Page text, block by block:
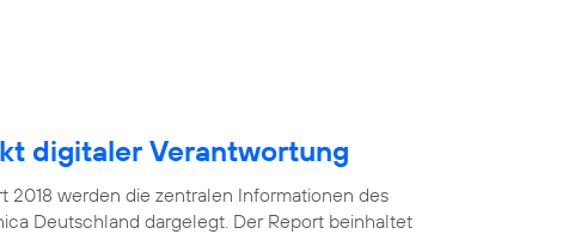
digitaler Verantwortung
werden die zentralen Informationen des
Deutschland dargelegt. Der Report beinhaltet